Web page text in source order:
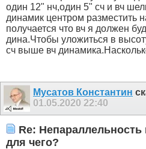
один 12" нч,один 5" сч и вч
динамик центром разместить
получается что вч я должен
дина.Чтобы уложиться в
сч выше вч
Мусатов Константин
01.05.2020 22:40
Re: Непараллельность
для чего?